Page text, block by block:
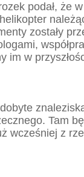
podał, że
zostały
w
Tam
wcześniej z